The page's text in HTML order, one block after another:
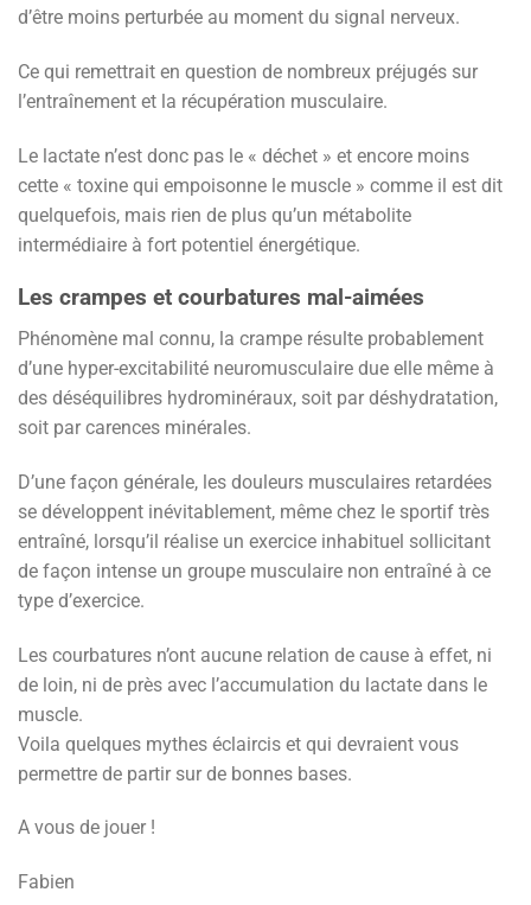
d’être moins perturbée au moment du signal nerveux.
Ce qui remettrait en question de nombreux préjugés sur
l’entraînement et la récupération musculaire.
Le lactate n’est donc pas le « déchet » et encore moins
cette « toxine qui empoisonne le muscle » comme il est dit
quelquefois, mais rien de plus qu’un métabolite
intermédiaire à fort potentiel énergétique.
Les crampes et courbatures mal-aimées
Phénomène mal connu, la crampe résulte probablement
d’une hyper-excitabilité neuromusculaire due elle même à
des déséquilibres hydrominéraux, soit par déshydratation,
soit par carences minérales.
D’une façon générale, les douleurs musculaires retardées
se développent inévitablement, même chez le sportif très
entraîné, lorsqu’il réalise un exercice inhabituel sollicitant
de façon intense un groupe musculaire non entraîné à ce
type d’exercice.
Les courbatures n’ont aucune relation de cause à effet, ni
de loin, ni de près avec l’accumulation du lactate dans le
muscle.
Voila quelques mythes éclaircis et qui devraient vous
permettre de partir sur de bonnes bases.
A vous de jouer !
Fabien